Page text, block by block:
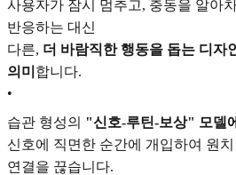
사용자가 잠시 멈추고, 충동을 알아
반응하는 대신
다른, 더 바람직한 행동을 돕는 디자
의미 합니다.
•
습관 형성의 "신호-루틴-보상" 모델
신호에 직면한 순간에 개입하여 원
연결을 끊습니다.